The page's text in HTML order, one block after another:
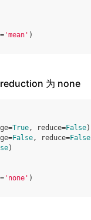
= 'mean' )
为 none
=True, reduce=False)
=False, reduce=False
)
= 'none' )